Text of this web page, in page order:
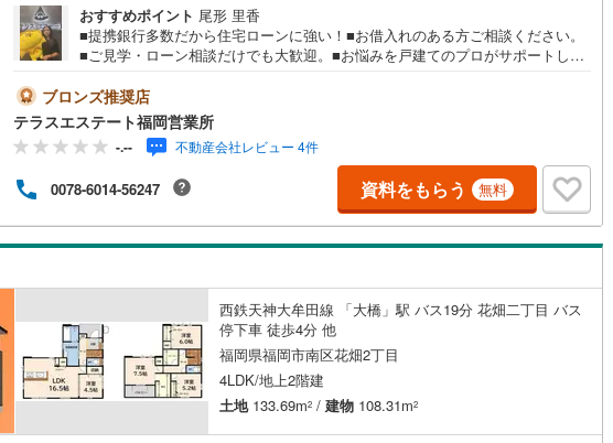
おすすめポイント 尾形 里香
■提携銀行多数だから住宅ローンに強い！■お借入れのある方ご相談ください。
■ご見学・ローン相談だけでも大歓迎。■お悩みを戸建てのプロがサポートしま
1階広々約21帖■敷地内並列3台駐車可能 平日・土日祝いつでもご案内可能。
『今すぐ見たい』にもできるだけ対応いたします（＾＾） 短時間でのご見学も
大歓迎。 お仕事帰りのご見学も可能。ご希望の日時や時間お気軽にお申し付け
ください。 ●住宅ローンの相談大歓迎（無料）『支払いができるか不安…』
『頭金が用意できるかわからない…』『車の借り入れがある…』↓↓↓↓↓↓↓↓
↓↓↓↓ テラスエステートなら… ・頭金ゼロ・ボーナス払い無しOK！・提携銀
行多数だから住宅ローンに強い！・お借入れのある方や過去にローン審査がダ
メだった方もご相談可能。
ブロンズ推奨店
テラスエステート福岡営業所
-.-- 不動産会社レビュー 4件
0078-6014-56247 資料をもらう 無料
西鉄天神大牟田線 「大橋」駅 バス19分 花畑二丁目 バス
停下車 徒歩4分 他
福岡県福岡市南区花畑2丁目
4LDK/地上2階建
土地133.69m2 / 建物 108.31m2